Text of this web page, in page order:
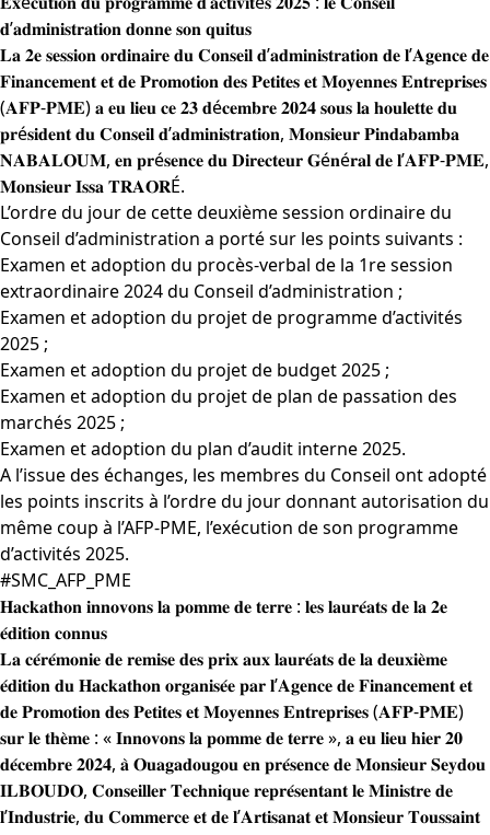
𝐝’𝐚𝐝𝐦𝐢𝐧𝐢𝐬𝐭𝐫𝐚𝐭𝐢𝐨𝐧 𝐝𝐨𝐧𝐧𝐞 𝐬𝐨𝐧 𝐪𝐮𝐢𝐭𝐮𝐬
𝐋𝐚 𝟐𝐞 𝐬𝐞𝐬𝐬𝐢𝐨𝐧 𝐨𝐫𝐝𝐢𝐧𝐚𝐢𝐫𝐞 𝐝𝐮 𝐂𝐨𝐧𝐬𝐞𝐢𝐥 𝐝’𝐚𝐝𝐦𝐢𝐧𝐢𝐬𝐭𝐫𝐚𝐭𝐢𝐨𝐧 𝐝𝐞 𝐥’𝐀𝐠𝐞𝐧𝐜𝐞 𝐝𝐞
𝐅𝐢𝐧𝐚𝐧𝐜𝐞𝐦𝐞𝐧𝐭 𝐞𝐭 𝐝𝐞 𝐏𝐫𝐨𝐦𝐨𝐭𝐢𝐨𝐧 𝐝𝐞𝐬 𝐏𝐞𝐭𝐢𝐭𝐞𝐬 𝐞𝐭 𝐌𝐨𝐲𝐞𝐧𝐧𝐞𝐬 𝐄𝐧𝐭𝐫𝐞𝐩𝐫𝐢𝐬𝐞𝐬
(𝐀𝐅𝐏-𝐏𝐌𝐄) 𝐚 𝐞𝐮 𝐥𝐢𝐞𝐮 𝐜𝐞 𝟐𝟑 𝐝é𝐜𝐞𝐦𝐛𝐫𝐞 𝟐𝟎𝟐𝟒 𝐬𝐨𝐮𝐬 𝐥𝐚 𝐡𝐨𝐮𝐥𝐞𝐭𝐭𝐞 𝐝𝐮
𝐩𝐫é𝐬𝐢𝐝𝐞𝐧𝐭 𝐝𝐮 𝐂𝐨𝐧𝐬𝐞𝐢𝐥 𝐝’𝐚𝐝𝐦𝐢𝐧𝐢𝐬𝐭𝐫𝐚𝐭𝐢𝐨𝐧, 𝐌𝐨𝐧𝐬𝐢𝐞𝐮𝐫 𝐏𝐢𝐧𝐝𝐚𝐛𝐚𝐦𝐛𝐚
𝐍𝐀𝐁𝐀𝐋𝐎𝐔𝐌, 𝐞𝐧 𝐩𝐫é𝐬𝐞𝐧𝐜𝐞 𝐝𝐮 𝐃𝐢𝐫𝐞𝐜𝐭𝐞𝐮𝐫 𝐆é𝐧é𝐫𝐚𝐥 𝐝𝐞 𝐥’𝐀𝐅𝐏-𝐏𝐌𝐄,
𝐌𝐨𝐧𝐬𝐢𝐞𝐮𝐫 𝐈𝐬𝐬𝐚 𝐓𝐑𝐀𝐎𝐑É.
L’ordre du jour de cette deuxième session ordinaire du
Conseil d’administration a porté sur les points suivants :
Examen et adoption du procès-verbal de la 1re session
extraordinaire 2024 du Conseil d’administration ;
Examen et adoption du projet de programme d’activités
2025 ;
Examen et adoption du projet de budget 2025 ;
Examen et adoption du projet de plan de passation des
marchés 2025 ;
Examen et adoption du plan d’audit interne 2025.
A l’issue des échanges, les membres du Conseil ont adopté
les points inscrits à l’ordre du jour donnant autorisation du
même coup à l’AFP-PME, l’exécution de son programme
d’activités 2025.
#SMC_AFP_PME
𝐇𝐚𝐜𝐤𝐚𝐭𝐡𝐨𝐧 𝐢𝐧𝐧𝐨𝐯𝐨𝐧𝐬 𝐥𝐚 𝐩𝐨𝐦𝐦𝐞 𝐝𝐞 𝐭𝐞𝐫𝐫𝐞 : 𝐥𝐞𝐬 𝐥𝐚𝐮𝐫𝐞́𝐚𝐭𝐬 𝐝𝐞 𝐥𝐚 𝟐𝐞
𝐞́𝐝𝐢𝐭𝐢𝐨𝐧 𝐜𝐨𝐧𝐧𝐮𝐬
𝐋𝐚 𝐜𝐞́𝐫𝐞́𝐦𝐨𝐧𝐢𝐞 𝐝𝐞 𝐫𝐞𝐦𝐢𝐬𝐞 𝐝𝐞𝐬 𝐩𝐫𝐢𝐱 𝐚𝐮𝐱 𝐥𝐚𝐮𝐫𝐞́𝐚𝐭𝐬 𝐝𝐞 𝐥𝐚 𝐝𝐞𝐮𝐱𝐢𝐞̀𝐦𝐞
𝐞́𝐝𝐢𝐭𝐢𝐨𝐧 𝐝𝐮 𝐇𝐚𝐜𝐤𝐚𝐭𝐡𝐨𝐧 𝐨𝐫𝐠𝐚𝐧𝐢𝐬𝐞́𝐞 𝐩𝐚𝐫 𝐥’𝐀𝐠𝐞𝐧𝐜𝐞 𝐝𝐞 𝐅𝐢𝐧𝐚𝐧𝐜𝐞𝐦𝐞𝐧𝐭 𝐞𝐭
𝐝𝐞 𝐏𝐫𝐨𝐦𝐨𝐭𝐢𝐨𝐧 𝐝𝐞𝐬 𝐏𝐞𝐭𝐢𝐭𝐞𝐬 𝐞𝐭 𝐌𝐨𝐲𝐞𝐧𝐧𝐞𝐬 𝐄𝐧𝐭𝐫𝐞𝐩𝐫𝐢𝐬𝐞𝐬 (𝐀𝐅𝐏-𝐏𝐌𝐄)
𝐬𝐮𝐫 𝐥𝐞 𝐭𝐡𝐞̀𝐦𝐞 : « 𝐈𝐧𝐧𝐨𝐯𝐨𝐧𝐬 𝐥𝐚 𝐩𝐨𝐦𝐦𝐞 𝐝𝐞 𝐭𝐞𝐫𝐫𝐞 », 𝐚 𝐞𝐮 𝐥𝐢𝐞𝐮 𝐡𝐢𝐞𝐫 𝟐𝟎
𝐝𝐞́𝐜𝐞𝐦𝐛𝐫𝐞 𝟐𝟎𝟐𝟒, 𝐚̀ 𝐎𝐮𝐚𝐠𝐚𝐝𝐨𝐮𝐠𝐨𝐮 𝐞𝐧 𝐩𝐫𝐞́𝐬𝐞𝐧𝐜𝐞 𝐝𝐞 𝐌𝐨𝐧𝐬𝐢𝐞𝐮𝐫 𝐒𝐞𝐲𝐝𝐨𝐮
𝐈𝐋𝐁𝐎𝐔𝐃𝐎, 𝐂𝐨𝐧𝐬𝐞𝐢𝐥𝐥𝐞𝐫 𝐓𝐞𝐜𝐡𝐧𝐢𝐪𝐮𝐞 𝐫𝐞𝐩𝐫𝐞́𝐬𝐞𝐧𝐭𝐚𝐧𝐭 𝐥𝐞 𝐌𝐢𝐧𝐢𝐬𝐭𝐫𝐞 𝐝𝐞
𝐥’𝐈𝐧𝐝𝐮𝐬𝐭𝐫𝐢𝐞, 𝐝𝐮 𝐂𝐨𝐦𝐦𝐞𝐫𝐜𝐞 𝐞𝐭 𝐝𝐞 𝐥’𝐀𝐫𝐭𝐢𝐬𝐚𝐧𝐚𝐭 𝐞𝐭 𝐌𝐨𝐧𝐬𝐢𝐞𝐮𝐫 𝐓𝐨𝐮𝐬𝐬𝐚𝐢𝐧𝐭